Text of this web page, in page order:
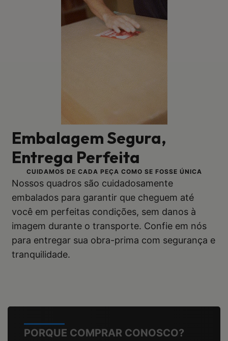
Embalagem Segura,
Entrega Perfeita
CUIDAMOS DE CADA PEÇA COMO SE FOSSE ÚNICA
Nossos quadros são cuidadosamente
embalados para garantir que cheguem até
você em perfeitas condições, sem danos à
imagem durante o transporte. Confie em nós
para entregar sua obra-prima com segurança e
tranquilidade.
PORQUE COMPRAR CONOSCO?